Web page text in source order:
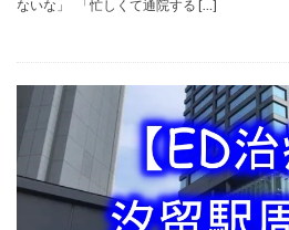
ないな」 「忙しくて通院する […]